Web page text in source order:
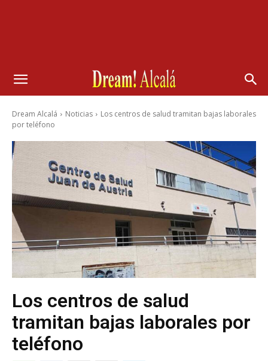
Dream Alcalá Noticias
Los centros de salud tramitan bajas laborales
por teléfono
Los centros de salud
tramitan bajas laborales por
teléfono